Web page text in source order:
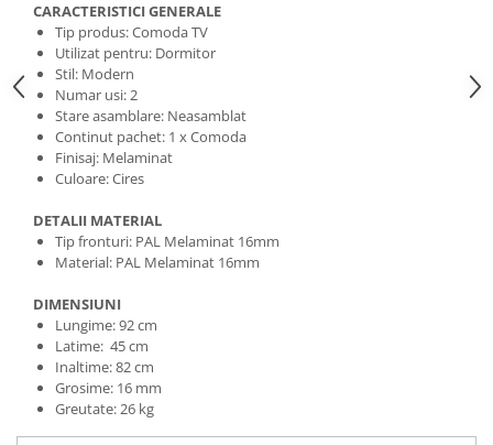
CARACTERISTICI GENERALE
Tip produs: Comoda TV
Utilizat pentru: Dormitor
Stil: Modern
Numar usi: 2
Stare asamblare: Neasamblat
Continut pachet: 1 x Comoda
Finisaj: Melaminat
Culoare: Cires
DETALII MATERIAL
Tip fronturi: PAL Melaminat 16mm
Material: PAL Melaminat 16mm
DIMENSIUNI
Lungime: 92 cm
Latime: 45 cm
Inaltime: 82 cm
Grosime: 16 mm
Greutate: 26 kg